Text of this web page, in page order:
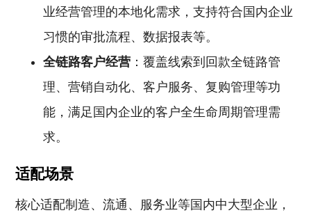
业经营管理的本地化需求，支持符合国内企业
习惯的审批流程、数据报表等。
全链路客户经营 ：覆盖线索到回款全链路管
理、营销自动化、客户服务、复购管理等功
能，满足国内企业的客户全生命周期管理需
求。
适配场景
核心适配制造、流通、服务业等国内中大型企业，